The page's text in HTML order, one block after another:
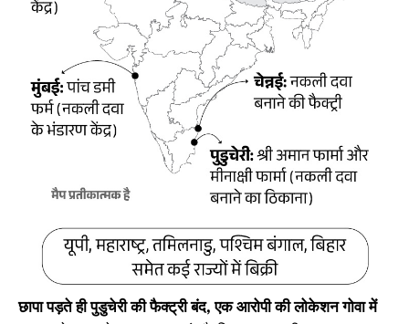
छापा पड़ते ही पुडुचेरी की फैक्ट्री बंद, एक आरोपी की लोकेशन गोवा में